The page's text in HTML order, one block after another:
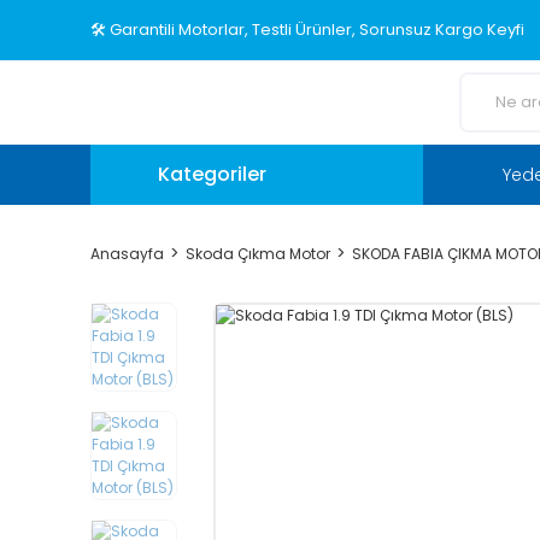
🛠️ Garantili Motorlar, Testli Ürünler, Sorunsuz Kargo Keyfi
Kategoriler
Anasayfa Skoda Çıkma Motor SKODA FABIA ÇIKMA